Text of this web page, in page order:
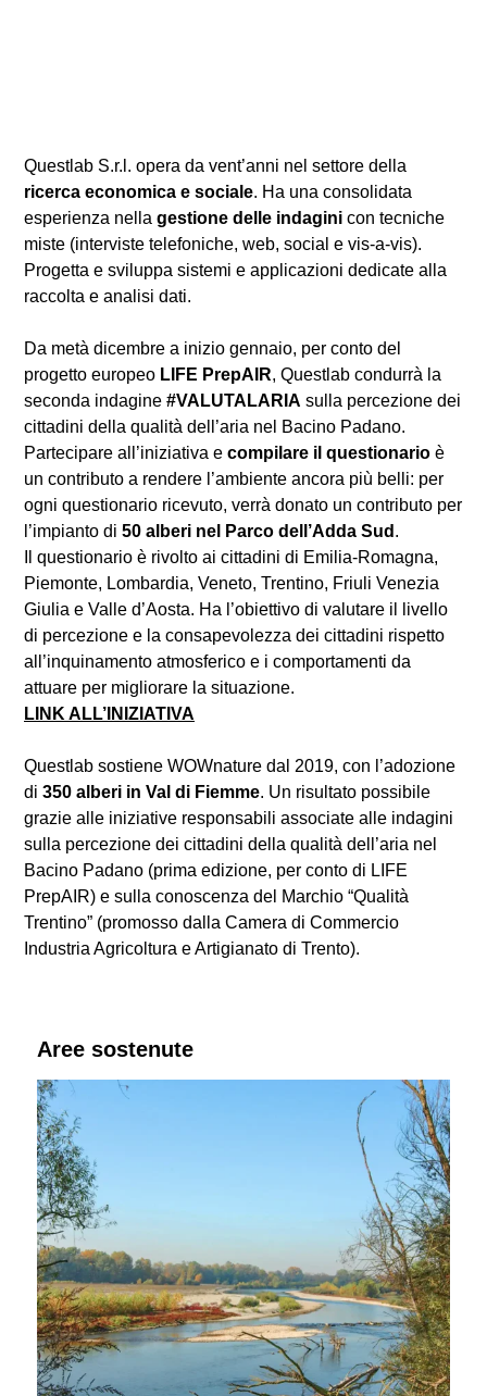
Questlab S.r.l. opera da vent’anni nel settore della
ricerca economica e sociale. Ha una consolidata
esperienza nella gestione delle indagini con tecniche
miste (interviste telefoniche, web, social e vis-a-vis).
Progetta e sviluppa sistemi e applicazioni dedicate alla
raccolta e analisi dati.
Da metà dicembre a inizio gennaio, per conto del
progetto europeo LIFE PrepAIR, Questlab condurrà la
seconda indagine #VALUTALARIA sulla percezione dei
cittadini della qualità dell’aria nel Bacino Padano.
Partecipare all’iniziativa e compilare il questionario è
un contributo a rendere l’ambiente ancora più belli: per
ogni questionario ricevuto, verrà donato un contributo per
l’impianto di 50 alberi nel Parco dell’Adda Sud .
Il questionario è rivolto ai cittadini di Emilia-Romagna,
Piemonte, Lombardia, Veneto, Trentino, Friuli Venezia
Giulia e Valle d’Aosta. Ha l’obiettivo di valutare il livello
di percezione e la consapevolezza dei cittadini rispetto
all’inquinamento atmosferico e i comportamenti da
attuare per migliorare la situazione.
LINK ALL’INIZIATIVA
Questlab sostiene WOWnature dal 2019, con l’adozione
di 350 alberi in Val di Fiemme. Un risultato possibile
grazie alle iniziative responsabili associate alle indagini
sulla percezione dei cittadini della qualità dell’aria nel
Bacino Padano (prima edizione, per conto di LIFE
PrepAIR) e sulla conoscenza del Marchio “Qualità
Trentino” (promosso dalla Camera di Commercio
Industria Agricoltura e Artigianato di Trento).
Aree sostenute